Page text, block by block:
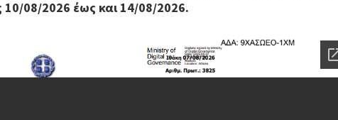
10/08/2026 έως και 14/08/2026.